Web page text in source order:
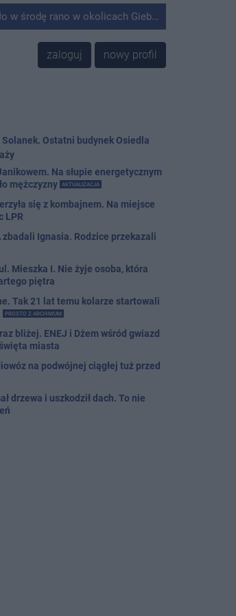
Wówczas na słupie energetycznym odnaleziono ciało mężczyzny.
zaloguj nowy profil
Ostatni budynek Osiedla
Na słupie energetycznym
mężczyzny
AKTUALIZACJA
się z kombajnem. Na miejsce
LPR
zbadali Ignasia. Rodzice przekazali
Mieszka I. Nie żyje osoba, która
piętra
Tak 21 lat temu kolarze startowali
PROSTO Z ARCHIWUM
bliżej. ENEJ i Dżem wśród gwiazd
miasta
na podwójnej ciągłej tuż przed
drzewa i uszkodził dach. To nie